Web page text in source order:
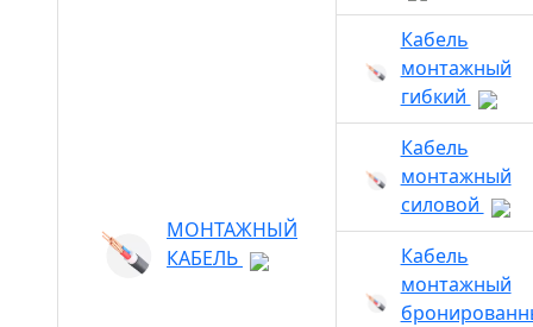
МОНТАЖНЫЙ
КАБЕЛЬ
Кабель
монтажный
гибкий
Кабель
монтажный
силовой
Кабель
монтажный